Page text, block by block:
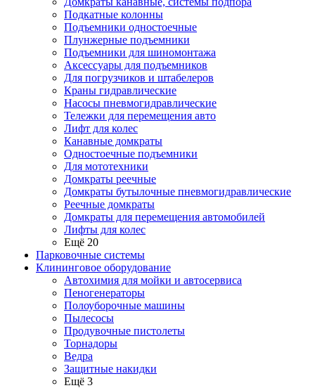
Подкатные колонны
Подъемники одностоечные
Плунжерные подъемники
Подъемники для шиномонтажа
Аксессуары для подъемников
Для погрузчиков и штабелеров
Краны гидравлические
Насосы пневмогидравлические
Тележки для перемещения авто
Лифт для колес
Канавные домкраты
Одностоечные подъемники
Для мототехники
Домкраты реечные
Домкраты бутылочные пневмогидравлические
Реечные домкраты
Домкраты для перемещения автомобилей
Лифты для колес
Ещё 20
Парковочные системы
Клининговое оборудование
Автохимия для мойки и автосервиса
Пеногенераторы
Полоуборочные машины
Пылесосы
Продувочные пистолеты
Торнадоры
Ведра
Защитные накидки
Ещё 3